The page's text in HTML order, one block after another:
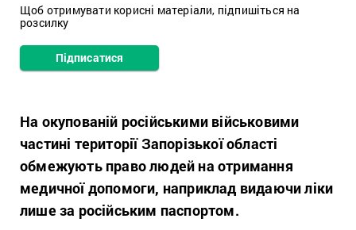
Щоб отримувати корисні матеріали, підпишіться на
розсилку
Підписатися
На окупованій російськими військовими
частині території Запорізької області
обмежують право людей на отримання
медичної допомоги, наприклад видаючи ліки
лише за російським паспортом.